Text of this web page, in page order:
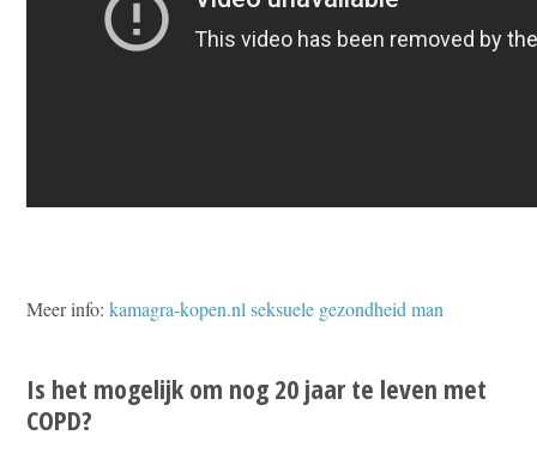
Meer info:kamagra-kopen.nl seksuele gezondheid man
Is het mogelijk om nog 20 jaar te leven met
COPD?